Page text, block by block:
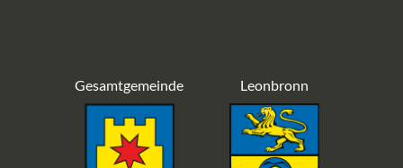
Gesamtgemeinde Leonbronn